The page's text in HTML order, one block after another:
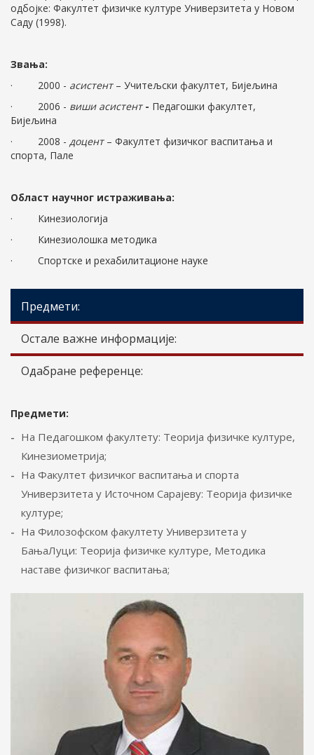
одбојке: Факултет физичке културе Универзитета у Новом
Саду (1998).
Звања:
· 2000 - асистент– Учитељски факултет, Бијељина
· 2006 - виши асистент- Педагошки факултет,
Бијељина
· 2008 - доцент– Факултет физичког васпитања и
спорта, Пале
Област научног истраживања:
· Кинезиологија
· Кинезиолошка методика
· Спортске и рехабилитационе науке
Предмети:
Остале важне информације:
Одабране референце:
Предмети:
На Педагошком факултету: Теорија физичке културе,
Кинезиометрија;
На Факултет физичког васпитања и спорта
Универзитета у Источном Сарајеву: Теорија физичке
културе;
На Филозофском факултету Универзитета у
БањаЛуци: Теорија физичке културе, Методика
наставе физичког васпитања;